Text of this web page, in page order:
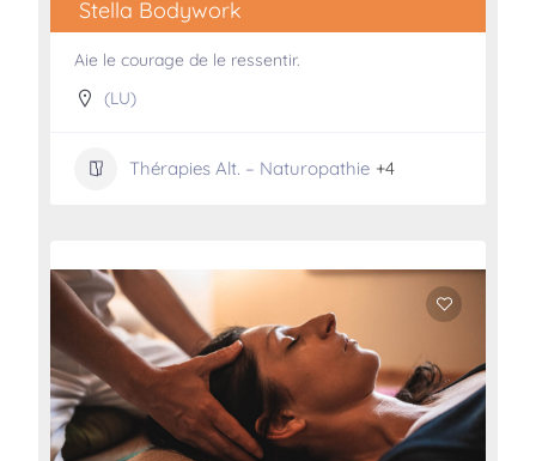
Stella Bodywork
Aie le courage de le ressentir.
(LU)
Thérapies Alt. – Naturopathie +4